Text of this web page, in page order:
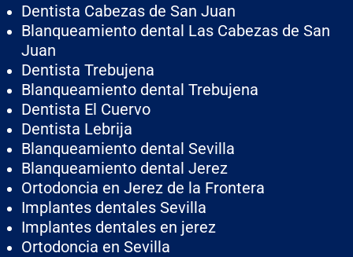
Dentista Cabezas de San Juan
Blanqueamiento dental Las Cabezas de San
Juan
Dentista Trebujena
Blanqueamiento dental Trebujena
Dentista El Cuervo
Dentista Lebrija
Blanqueamiento dental Sevilla
Blanqueamiento dental Jerez
Ortodoncia en Jerez de la Frontera
Implantes dentales Sevilla
Implantes dentales en jerez
Ortodoncia en Sevilla